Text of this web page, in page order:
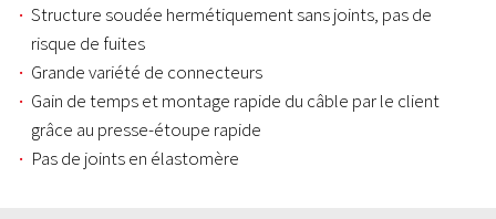
Structure soudée hermétiquement sans joints, pas de
risque de fuites
Grande variété de connecteurs
Gain de temps et montage rapide du câble par le client
grâce au presse-étoupe rapide
Pas de joints en élastomère